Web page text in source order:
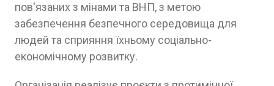
пов'язаних з мінами та ВНП, з метою
забезпечення безпечного середовища для
людей та сприяння їхньому соціально-
економічному розвитку.